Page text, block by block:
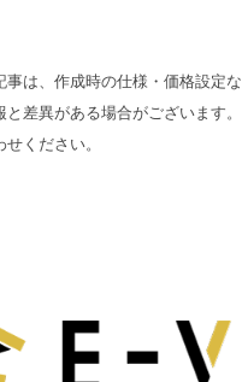
は、作成時の仕様・価格設定
と差異がある場合がございます
ください。